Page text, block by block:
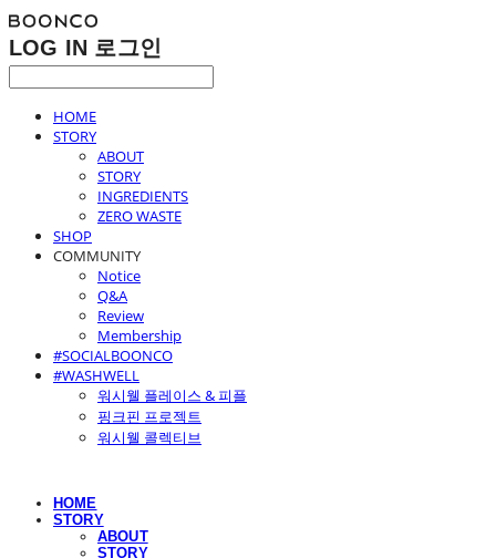
LOG IN 로그인
HOME
STORY
ABOUT
STORY
INGREDIENTS
ZERO WASTE
SHOP
COMMUNITY
Notice
Q&A
Review
Membership
#SOCIALBOONCO
#WASHWELL
워시웰 플레이스 & 피플
핑크핀 프로젝트
워시웰 콜렉티브
HOME
STORY
ABOUT
STORY